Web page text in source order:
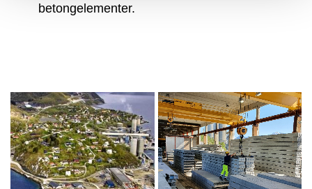
betongelementer.